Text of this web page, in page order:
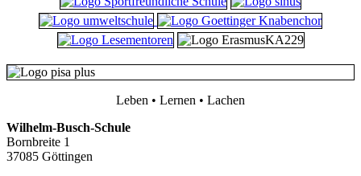
Leben • Lernen • Lachen
Wilhelm-Busch-Schule
Bornbreite 1
37085 Göttingen